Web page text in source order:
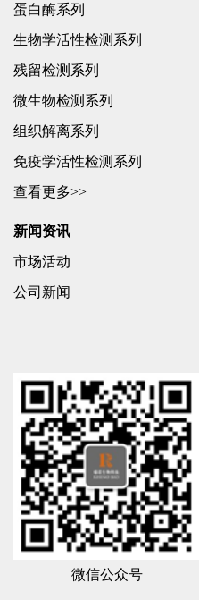
蛋白酶系列
生物学活性检测系列
残留检测系列
微生物检测系列
组织解离系列
免疫学活性检测系列
查看更多>>
新闻资讯
市场活动
公司新闻
微信公众号